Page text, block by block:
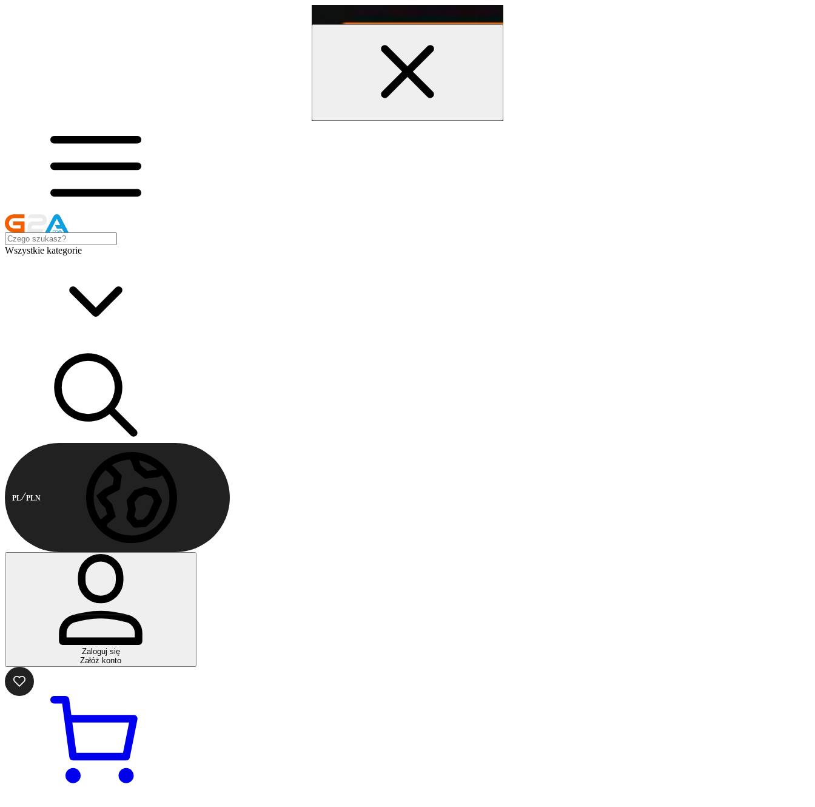
Wszystkie kategorie
PL PLN
Zaloguj się
Załóż konto